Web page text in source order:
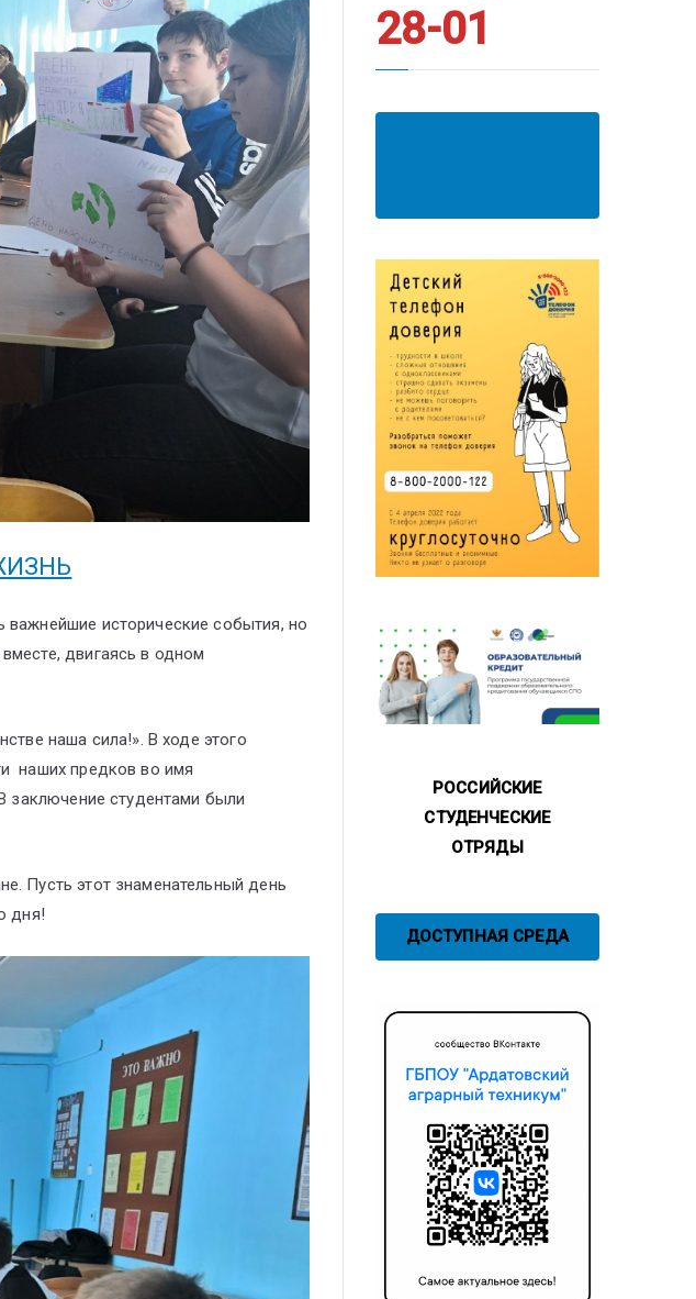
исторические события, но
двигаясь в одном
наша сила!». В ходе этого
наших предков во имя
заключение студентами были
Пусть этот знаменательный день
дня!
28-01
РОССИЙСКИЕ
СТУДЕНЧЕСКИЕ
ОТРЯДЫ
ДОСТУПНАЯ СРЕДА